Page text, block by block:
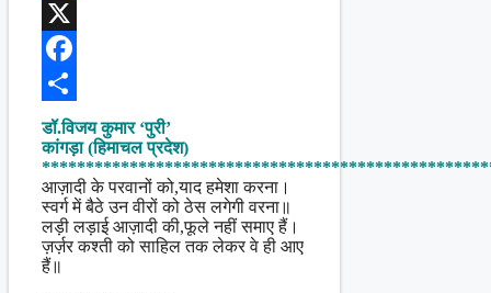
WhatsApp
X
Facebook
Share
डॉ.विजय कुमार ‘पुरी’
कांगड़ा (हिमाचल प्रदेश)
आज़ादी के परवानों को,याद हमेशा करना।
स्वर्ग में बैठे उन वीरों को ठेस लगेगी वरना॥
लड़ी लड़ाई आज़ादी की,फूले नहीं समाए हैं।
ज़र्ज़र कश्ती को साहिल तक लेकर वे ही आए
हैं॥